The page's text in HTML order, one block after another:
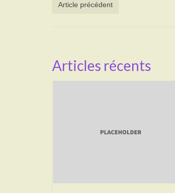
Article précédent
Articles récents